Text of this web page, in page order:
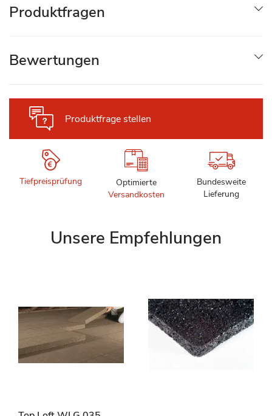
Produktfrage stellen
Tiefpreisprüfung
Optimierte
Versandkosten
Bundesweite
Lieferung
Produktfragen
Bewertungen
Unsere Empfehlungen